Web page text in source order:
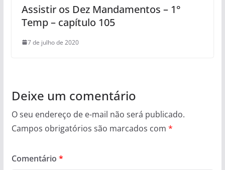
Assistir os Dez Mandamentos – 1°
Temp – capítulo 105
7 de julho de 2020
Deixe um comentário
O seu endereço de e-mail não será publicado.
Campos obrigatórios são marcados com *
Comentário *